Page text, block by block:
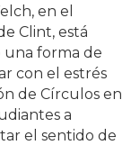
en el
Clint, está
una forma de
con el estrés
de Círculos en
a
el sentido de